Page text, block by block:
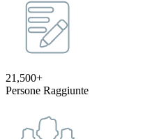
21,500+
Persone Raggiunte